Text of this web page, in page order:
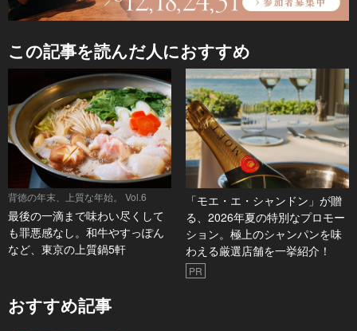
この記事を読んだ人におすすめ
背徳の年末、上質な年始。 Vol.6
最後の一滴まで味わい尽くして
も罪悪感なし。和牛やすっぽん
など、東京の上質鍋5軒
「モエ・エ・シャンドン」が贈
る、2026年夏の特別なプロモー
ション。極上のシャンパンを味
わえる厳選店舗を一挙紹介！
PR
おすすめ記事